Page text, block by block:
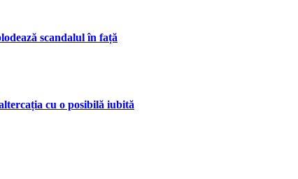
scandalul în față
cu o posibilă iubită